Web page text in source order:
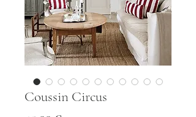
Coussin Circus